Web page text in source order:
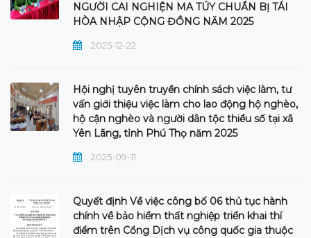
NGƯỜI CAI NGHIỆN MA TÚY CHUẨN BỊ TÁI
HÒA NHẬP CỘNG ĐỒNG NĂM 2025
2025-12-22
Hội nghị tuyên truyền chính sách việc làm, tư
vấn giới thiệu việc làm cho lao động hộ nghèo,
hộ cận nghèo và người dân tộc thiểu số tại xã
Yên Lãng, tỉnh Phú Thọ năm 2025
2025-09-11
Quyết định Về việc công bố 06 thủ tục hành
chính về bảo hiểm thất nghiệp triển khai thí
điểm trên Cổng Dịch vụ công quốc gia thuộc